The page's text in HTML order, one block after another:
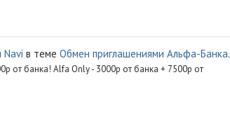
Navi в теме Обмен приглашениями Альфа-Банка.
от банка! Alfa Only - 3000р от банка + 7500р от